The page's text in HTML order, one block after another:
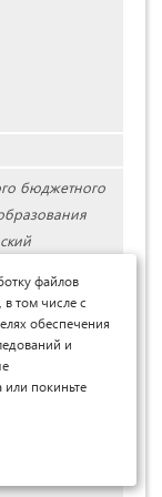
бюджетного
of
Ministry
файлов
том числе с
обеспечения
и
или покиньте